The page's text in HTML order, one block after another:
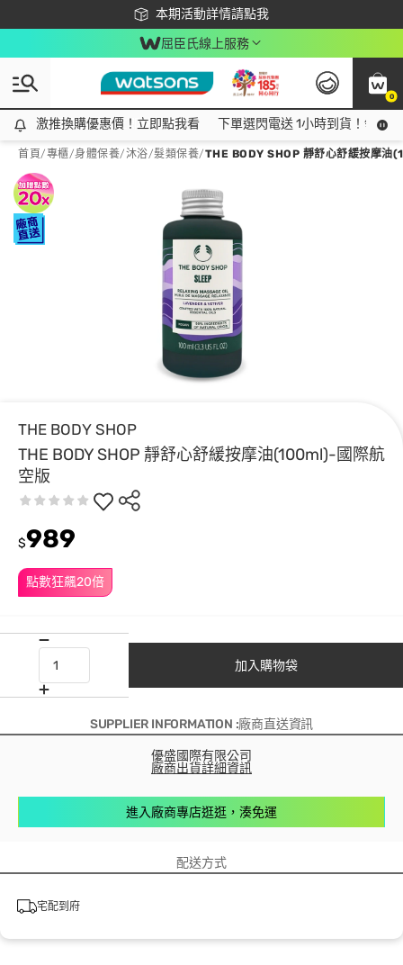
本期活動詳情請點我
下載app最高回饋$350
屈臣氏線上服務
0
激推換購優惠價！立即點我看
激推換購優惠價！立即點我看 下單選閃電送 1小時到貨！領神
首頁/專櫃/身體保養/沐浴/髮類保養/THE BODY SHOP 靜舒心舒緩按摩油
THE BODY SHOP
THE BODY SHOP 靜舒心舒緩按摩油(100ml)-國際航
空版
點數狂飆20倍
$989
加入購物袋
SUPPLIER INFORMATION :廠商直送資訊
優盛國際有限公司
廠商出貨詳細資訊
進入廠商專店逛逛，湊免運
配送方式
宅配到府